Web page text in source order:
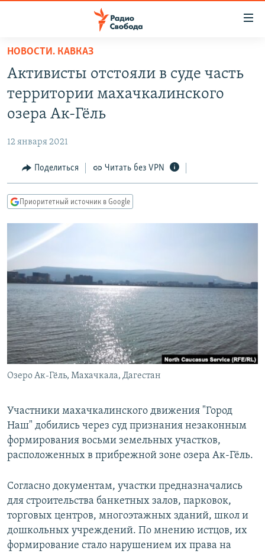
упрощенного
доступа
основному
Вернутся
Вернутся
АВТОРСКИЕ ПРОЕКТЫ
МНЕНИЯ
КУЛЬТУРА
КАВКАЗ.РЕАЛИИ
СЕВЕР.РЕАЛИИ
СИБИРЬ.РЕАЛИИ
РАСПИСАНИЕ ВЕЩАНИЯ
ПОДПИШИТЕСЬ НА РАССЫЛКУ
СОЦИАЛЬНЫЕ СЕТИ
Все сайты РСЕ/РС
НОВОСТИ. КАВКАЗ
Активисты отстояли в суде часть
территории махачкалинского
озера Ак-Гёль
12 января 2021
Поделиться Читать без VPN
Приоритетный источник в Google
Озеро Ак-Гёль, Махачкала, Дагестан
Участники махачкалинского движения "Город
Наш" добились через суд признания незаконным
формирования восьми земельных участков,
расположенных в прибрежной зоне озера Ак-Гёль.
Согласно документам, участки предназначались
для строительства банкетных залов, парковок,
торговых центров, многоэтажных зданий, школ и
дошкольных учреждений. По мнению истцов, их
формирование стало нарушением их права на